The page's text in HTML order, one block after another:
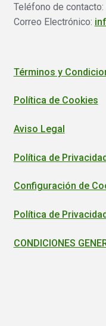
Teléfono de
Correo Electrónico:
Términos y
Política de Cookies
Aviso Legal
Política de
Configuración de
Política de
CONDICIONES